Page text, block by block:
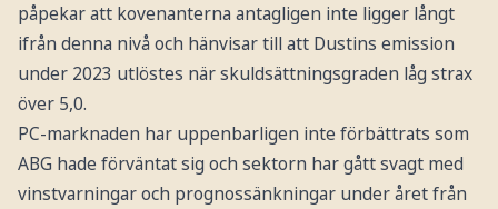
påpekar att kovenanterna antagligen inte ligger långt
ifrån denna nivå och hänvisar till att Dustins emission
under 2023 utlöstes när skuldsättningsgraden låg strax
över 5,0.
PC-marknaden har uppenbarligen inte förbättrats som
ABG hade förväntat sig och sektorn har gått svagt med
vinstvarningar och prognossänkningar under året från